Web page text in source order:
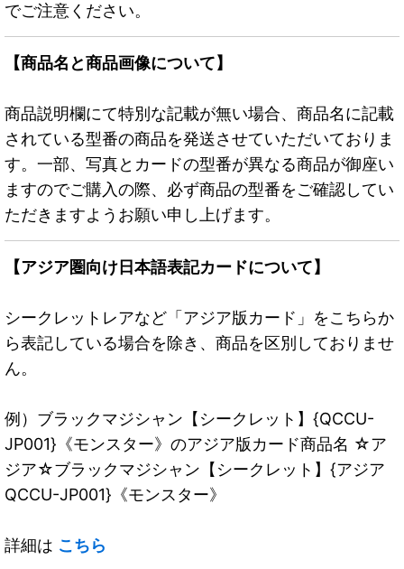
でご注意ください。
【商品名と商品画像について】
商品説明欄にて特別な記載が無い場合、商品名に記載
されている型番の商品を発送させていただいておりま
す。一部、写真とカードの型番が異なる商品が御座い
ますのでご購入の際、必ず商品の型番をご確認してい
ただきますようお願い申し上げます。
【アジア圏向け日本語表記カードについて】
シークレットレアなど「アジア版カード」をこちらか
ら表記している場合を除き、商品を区別しておりませ
ん。
例）ブラックマジシャン【シークレット】{QCCU-
JP001}《モンスター》のアジア版カード商品名 ☆ア
ジア☆ブラックマジシャン【シークレット】{アジア
QCCU-JP001}《モンスター》
詳細は こちら